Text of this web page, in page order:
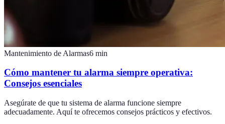
Mantenimiento de Alarmas6 min
Cómo mantener tu alarma siempre operativa:
Consejos esenciales
Asegúrate de que tu sistema de alarma funcione siempre
adecuadamente. Aquí te ofrecemos consejos prácticos y efectivos.